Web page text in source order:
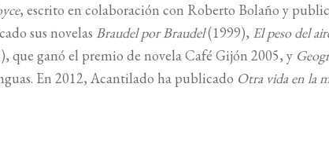
, escrito en colaboración con Roberto Bolaño y
sus novelasBraudel por Braudel(1999), El peso del
que ganó el premio de novela Café Gijón 2005, y
En 2012, Acantilado ha publicado Otra vida en la